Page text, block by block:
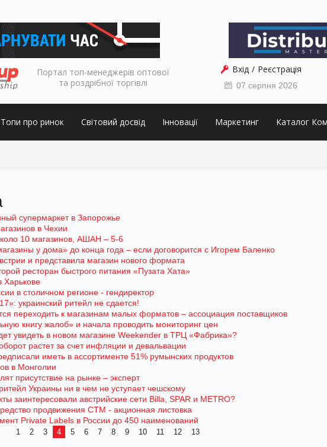
Портал топ-менеджерів оптової
та роздрібної торгівлі
Вхід Реєстрація
07 серпня 2026
Топи про ринок Світовий досвід Інновації Маркетинг Каталог
супермаркет в Запорожье
в Чехии
10 магазинов, АШАН – 5-6
у дома» до конца года – если договорится с Игорем Баленко
и представила магазин нового формата
ресторан быстрого питания «Пузата Хата»
Харькове
в столичном регионе - гендиректор
украинский ритейл не сдается!
переходить к магазинам малых форматов – ассоциация поставщиков
книгу жалоб» и начала проводить мониторинг цен
увидеть в новом магазине Weekender в ТРЦ «Фабрика»?
растет за счет инфляции и девальвации
иметь в ассортименте 51% румынских продуктов
в Монголии
присутствие на рынке – эксперт
Украины ни в чем не уступает чешскому
заинтересовали австрийские сети Billa, SPAR и METRO?
продвижения СТМ - акционная листовка
Private Labels в России до 450 наименований
1 2 3 4 5 6 7 8 9 10 11 12 13